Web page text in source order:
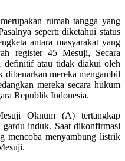
rumah tangga yang
seperti diketahui status
antara masyarakat yang
register 45 Mesuji, Secara
definitif atau tidak diakui oleh
dibenarkan mereka mengambil
mereka secara hukum
Republik Indonesia.
Oknum (A) tertangkap
induk. Saat dikonfirmasi
mencoba menyambung listrik